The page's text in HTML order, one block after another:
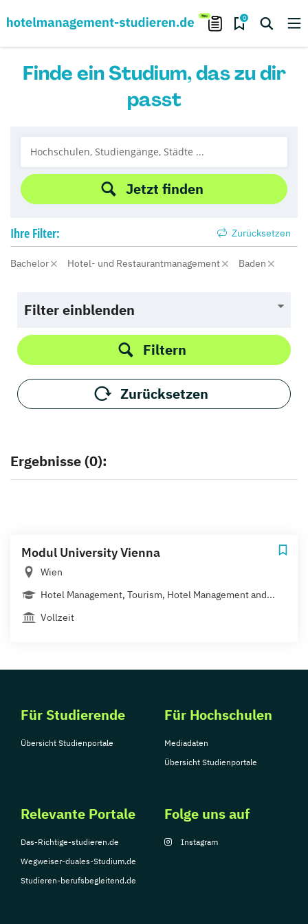
0
Finde ein Studium, das zu dir
passt
Jetzt finden
Ihre Filter: Zurücksetzen
Bachelor Hotel- und Restaurantmanagement Baden
Filter einblenden
Filtern
Zurücksetzen
Ergebnisse (0):
Modul University Vienna
Wien
Hotel Management, Tourism, Hotel Management and...
Vollzeit
Für Studierende
Übersicht Studienportale
Für Hochschulen
Mediadaten
Übersicht Studienportale
Relevante Portale
Das-Richtige-studieren.de
Wegweiser-duales-Studium.de
Studieren-berufsbegleitend.de
Folge uns auf
Instagram